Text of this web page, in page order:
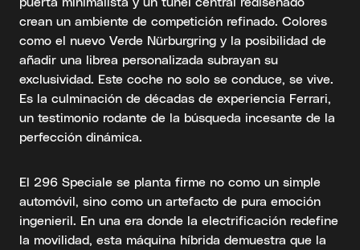
crean un ambiente de competición refinado. Colores
como el nuevo Verde Nürburgring y la posibilidad de
añadir una librea personalizada subrayan su
exclusividad. Este coche no solo se conduce, se vive.
Es la culminación de décadas de experiencia Ferrari,
un testimonio rodante de la búsqueda incesante de la
perfección dinámica.
El 296 Speciale se planta firme no como un simple
automóvil, sino como un artefacto de pura emoción
ingenieril. En una era donde la electrificación redefine
la movilidad, esta máquina híbrida demuestra que la